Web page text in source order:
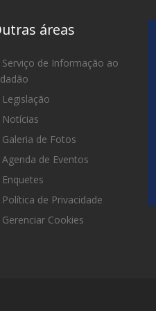
áreas
Serviço de Informação ao
Legislação
Notícias
Galeria de Fotos
Agenda de Eventos
Enquetes
Política de Privacidade
Gerenciar Cookies